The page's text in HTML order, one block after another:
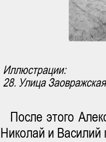
Иллюстрации:
28. Улица
После этого
Николай и Василий